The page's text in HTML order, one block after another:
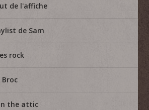
de l'affiche
de Sam
rock
Broc
the attic